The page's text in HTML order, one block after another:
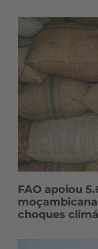
FAO apoiou
choques